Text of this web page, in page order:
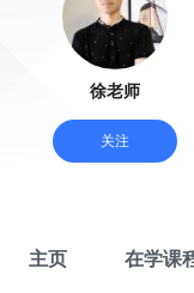
徐老师
关注
主页 在学课